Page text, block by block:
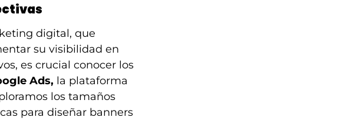
digital, que
su visibilidad en
es crucial conocer los
Ads, la plataforma
los tamaños
para diseñar banners